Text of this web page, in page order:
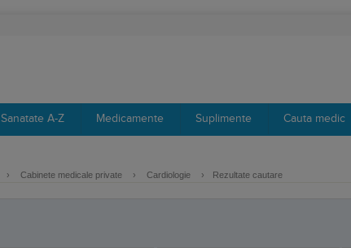
Sanatate A-Z Medicamente Suplimente Cauta medic
› Cabinete medicale private › Cardiologie › Rezultate cautare